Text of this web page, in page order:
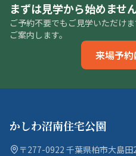
まずは見学から始めませ
ご予約不要でもご見学いただけ
ご案内します。
来場予
かしわ沼南住宅公園
〒277-0922 千葉県柏市大島